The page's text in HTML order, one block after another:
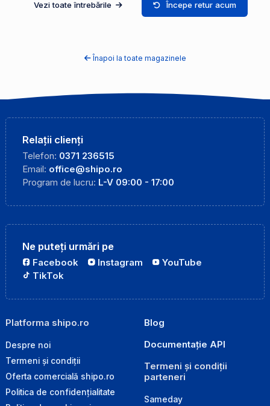
Vezi toate întrebările Începe retur acum
Înapoi la toate magazinele
Relații clienți
Telefon: 0371 236515
Email: office@shipo.ro
Program de lucru: L-V 09:00 - 17:00
Ne puteți urmări pe
Facebook Instagram
YouTube
TikTok
Platforma shipo.ro
Despre noi
Termeni și condiții
Oferta comercială shipo.ro
Politica de confidențialitate
Blog
Documentație API
Termeni și condiții
parteneri
Sameday